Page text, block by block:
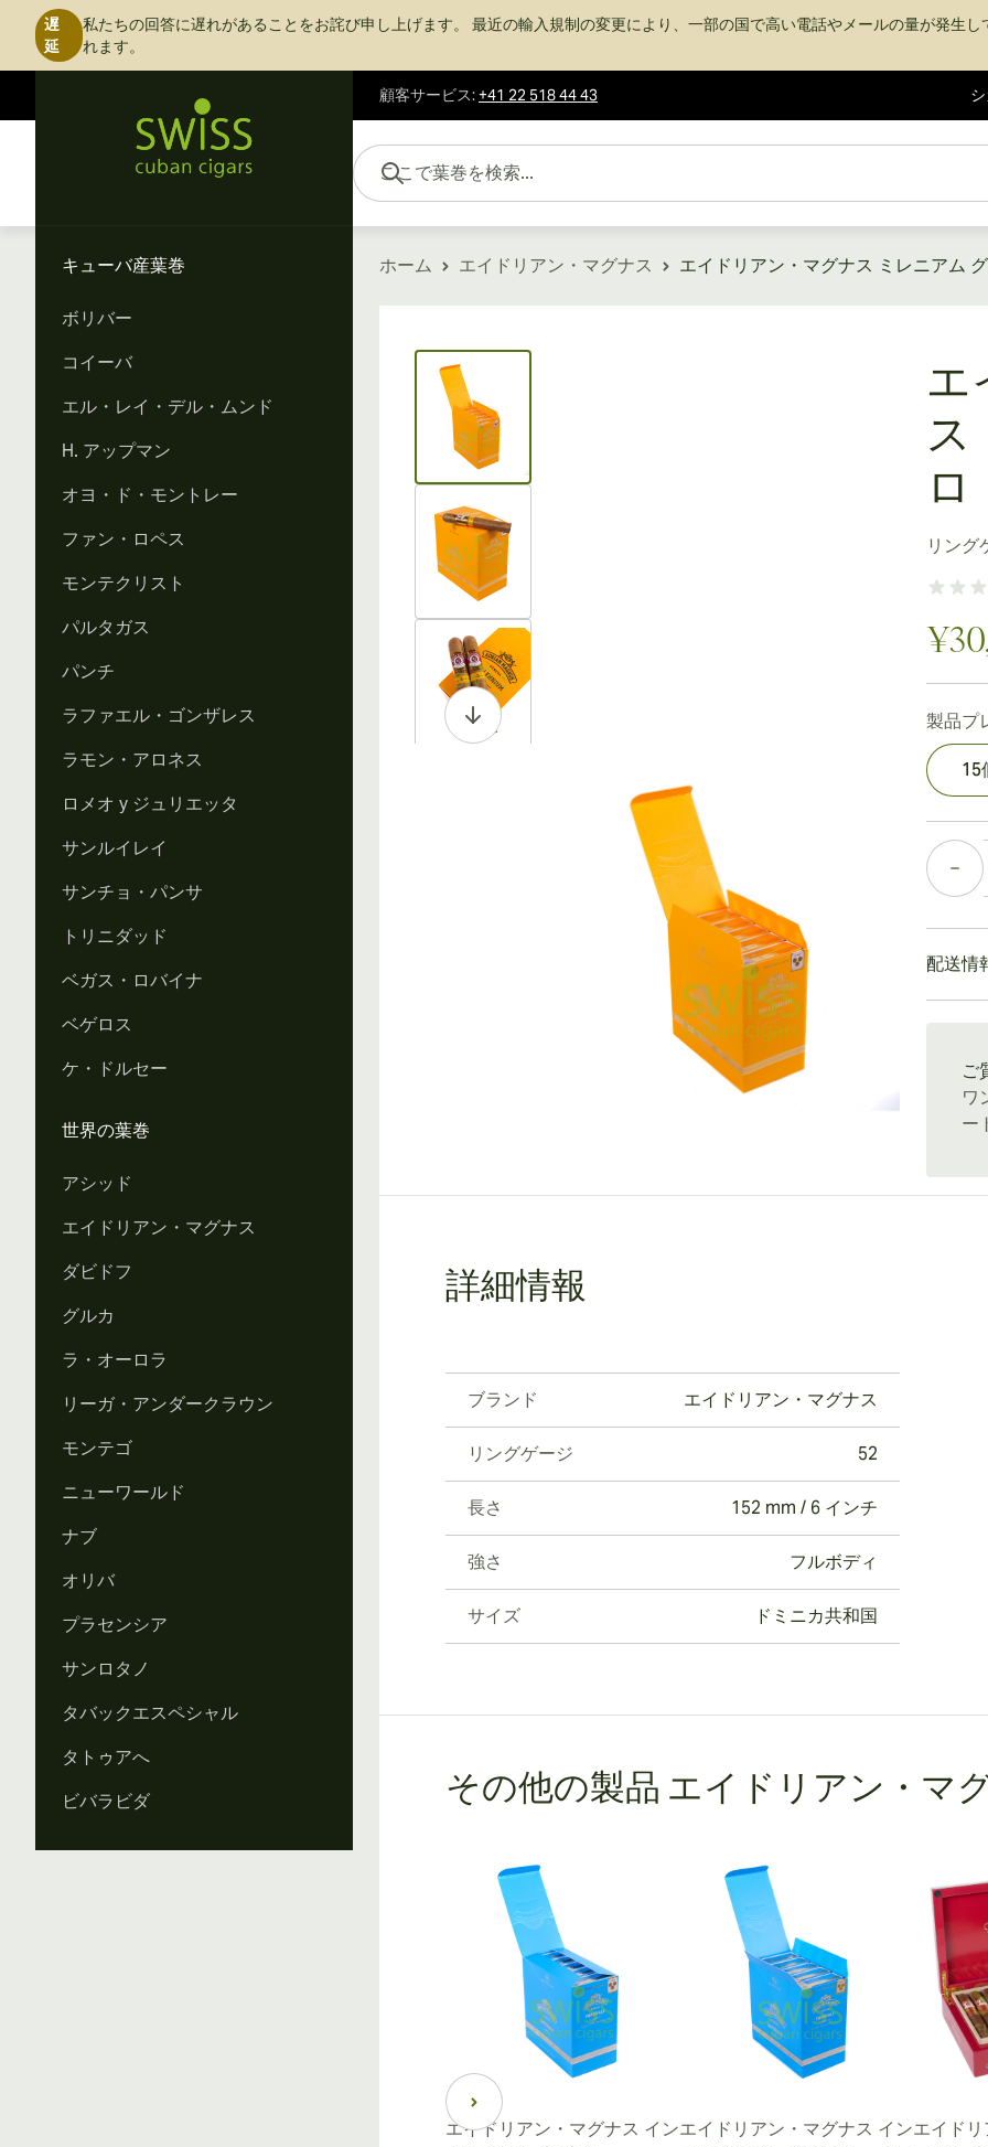
遅
延
私たちの回答に遅れがあることをお詫び申し上げます。 最近の輸入規制の変更により、一部の国で高い電話やメールの量が発生
れます。
顧客サービス:+41 22 518 44 43
コンテンツにスキップ
ここで葉巻を検索...
キューバ産葉巻
ボリバー
コイーバ
エル・レイ・デル・ムンド
H. アップマン
オヨ・ド・モントレー
ファン・ロペス
モンテクリスト
パルタガス
パンチ
ラファエル・ゴンザレス
ラモン・アロネス
ロメオ y ジュリエッタ
サンルイレイ
サンチョ・パンサ
トリニダッド
ベガス・ロバイナ
ベゲロス
ケ・ドルセー
世界の葉巻
アシッド
エイドリアン・マグナス
ダビドフ
グルカ
ラ・オーロラ
リーガ・アンダークラウン
モンテゴ
ニューワールド
ナブ
オリバ
プラセンシア
サンロタノ
タバックエスペシャル
タトゥアへ
ビバラビダ
ホーム エイドリアン・マグナス エイドリアン・マグナス ミレニアム
View larger image
View larger image
エ
ス
ロ
リング
製品プ
15
個数
配送情
ご
ワ
ー
詳細情報
ブランド エイドリアン・マグナス
リングゲージ 52
長さ 152 mm / 6 インチ
強さ フルボディ
サイズ ドミニカ共和国
その他の製品 エイドリアン・マ
エイドリアン・マグナス インエイドリアン・マグナス インエイド